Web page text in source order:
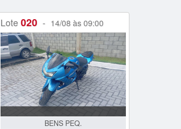
Lote 020 - 14/08 às 09:00
BENS PEQ.